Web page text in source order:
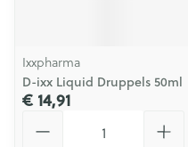
Ixxpharma
D-ixx Liquid Druppels 50ml
€ 14,91